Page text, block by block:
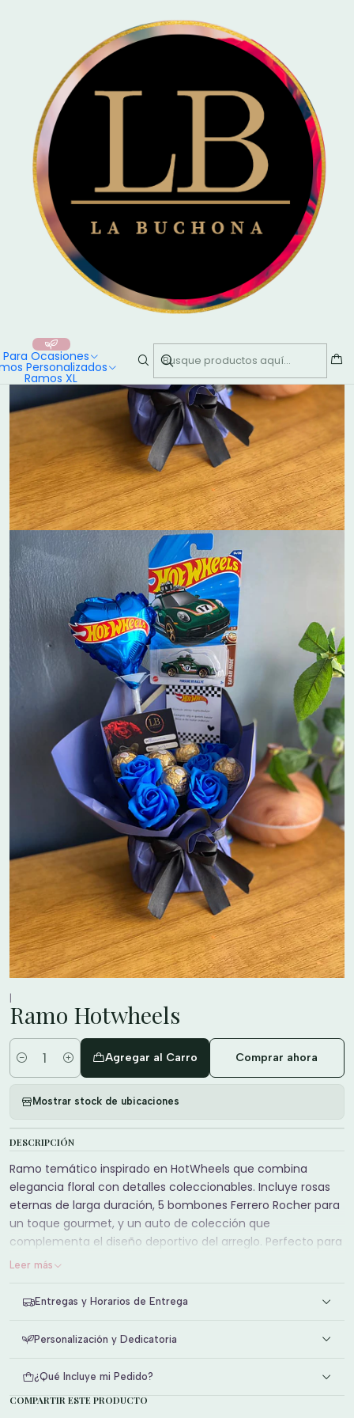
Para Ocasiones
Personalizados
Ramos XL
Para Ocasiones 💙 Para Ellos Ramo Hotwheels
Ramo Hotwheels
Cantidad
Agregar al Carro Comprar ahora
Mostrar stock de ubicaciones
DESCRIPCIÓN
Ramo temático inspirado en HotWheels que combina
elegancia floral con detalles coleccionables. Incluye rosas
eternas de larga duración, 5 bombones Ferrero Rocher para
un toque gourmet, y un auto de colección que
complementa el diseño deportivo del arreglo. Perfecto para
sorprender a amantes de los autos, coleccionistas o como
eternas garantizan que el ramo se mantenga hermoso sin
elemento de indulgencia. Un regalo único que combina
naturaleza, sabor y pasión por los detalles.
Leer más
Entregas y Horarios de Entrega
Personalización y Dedicatoria
¿Qué Incluye mi Pedido?
COMPARTIR ESTE PRODUCTO